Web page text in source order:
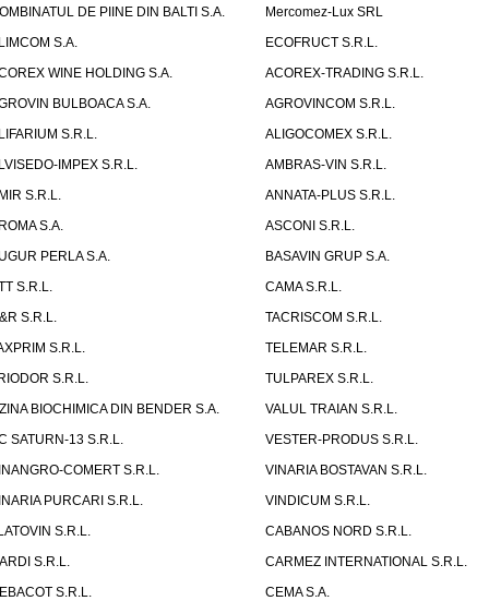
DE PIINE DIN BALTI S.A.
Mercomez-Lux SRL
S.A.
ECOFRUCT S.R.L.
WINE HOLDING S.A.
ACOREX-TRADING S.R.L.
BULBOACA S.A.
AGROVINCOM S.R.L.
S.R.L.
ALIGOCOMEX S.R.L.
IMPEX S.R.L.
AMBRAS-VIN S.R.L.
S.R.L.
ANNATA-PLUS S.R.L.
S.A.
ASCONI S.R.L.
PERLA S.A.
BASAVIN GRUP S.A.
S.R.L.
CAMA S.R.L.
S.R.L.
TACRISCOM S.R.L.
S.R.L.
TELEMAR S.R.L.
S.R.L.
TULPAREX S.R.L.
BIOCHIMICA DIN BENDER S.A.
VALUL TRAIAN S.R.L.
SATURN-13 S.R.L.
VESTER-PRODUS S.R.L.
COMERT S.R.L.
VINARIA BOSTAVAN S.R.L.
PURCARI S.R.L.
VINDICUM S.R.L.
S.R.L.
CABANOS NORD S.R.L.
S.R.L.
CARMEZ INTERNATIONAL S.R.L.
S.R.L.
CEMA S.A.